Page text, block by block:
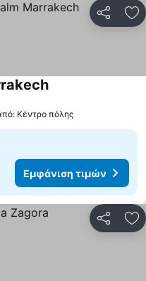
Κέντρο πόλης
Εμφάνιση τιμών